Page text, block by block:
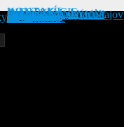
KONTAKT
INFORMÁCIE
Obchodné podmienky
Reklamačný poriadok
Ochrana osobných údajov
MÔJ ÚČET
Objednávky
Adresy
Detaily účtu
Na stiahnutie